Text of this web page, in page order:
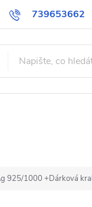
739653662
Blog Obchodní
925/1000 +Dárková